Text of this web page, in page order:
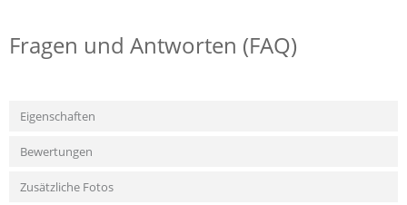
Fragen und Antworten (FAQ)
Eigenschaften
Bewertungen
Zusätzliche Fotos